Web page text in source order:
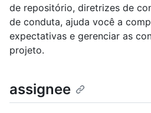
de repositório, diretrizes de
de conduta, ajuda você a
expectativas e gerenciar as
projeto.
assignee